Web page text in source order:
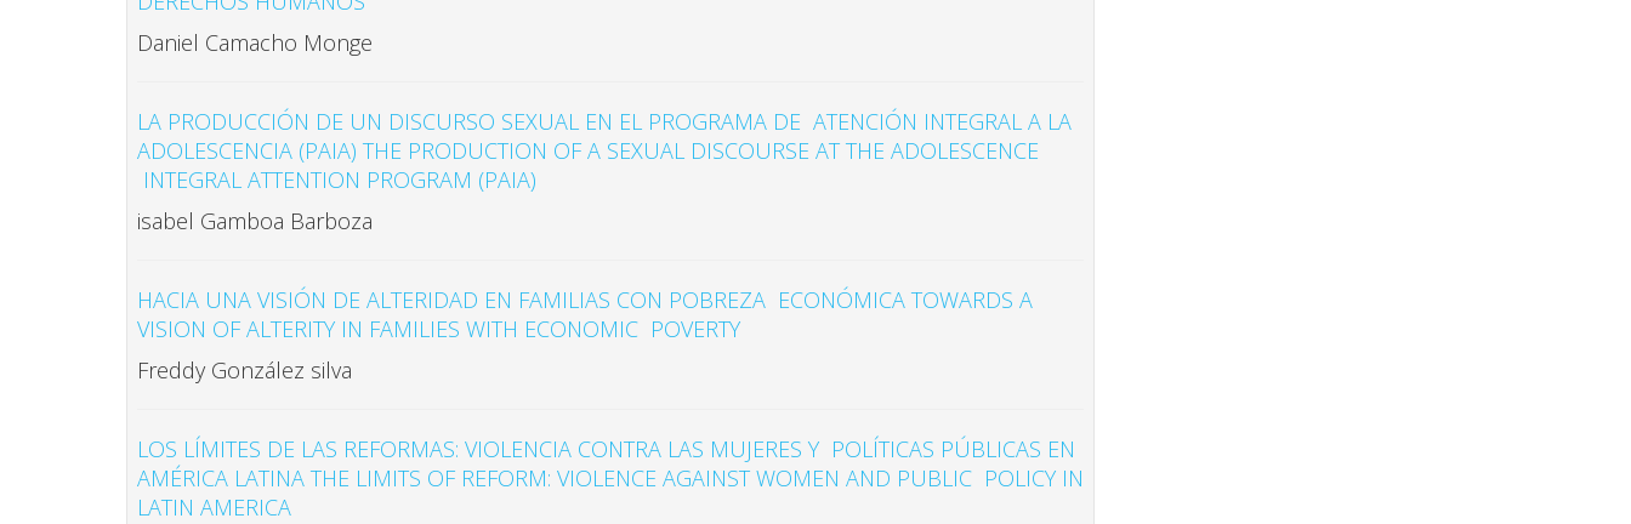
Daniel Camacho Monge
LA PRODUCCIÓN DE UN DISCURSO SEXUAL EN EL PROGRAMA DE ATENCIÓN INTEGRAL A LA
ADOLESCENCIA (PAIA) THE PRODUCTION OF A SEXUAL DISCOURSE AT THE ADOLESCENCE
INTEGRAL ATTENTION PROGRAM (PAIA)
isabel Gamboa Barboza
HACIA UNA VISIÓN DE ALTERIDAD EN FAMILIAS CON POBREZA ECONÓMICA TOWARDS A
VISION OF ALTERITY IN FAMILIES WITH ECONOMIC POVERTY
Freddy González silva
LOS LÍMITES DE LAS REFORMAS: VIOLENCIA CONTRA LAS MUJERES Y POLÍTICAS PÚBLICAS EN
AMÉRICA LATINA THE LIMITS OF REFORM: VIOLENCE AGAINST WOMEN AND PUBLIC POLICY IN
LATIN AMERICA